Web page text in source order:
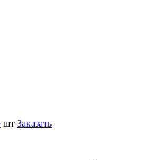
шт Заказать